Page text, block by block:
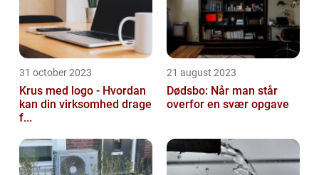
31 october 2023
Krus med logo - Hvordan
kan din virksomhed drage
f...
21 august 2023
Dødsbo: Når man står
overfor en svær opgave